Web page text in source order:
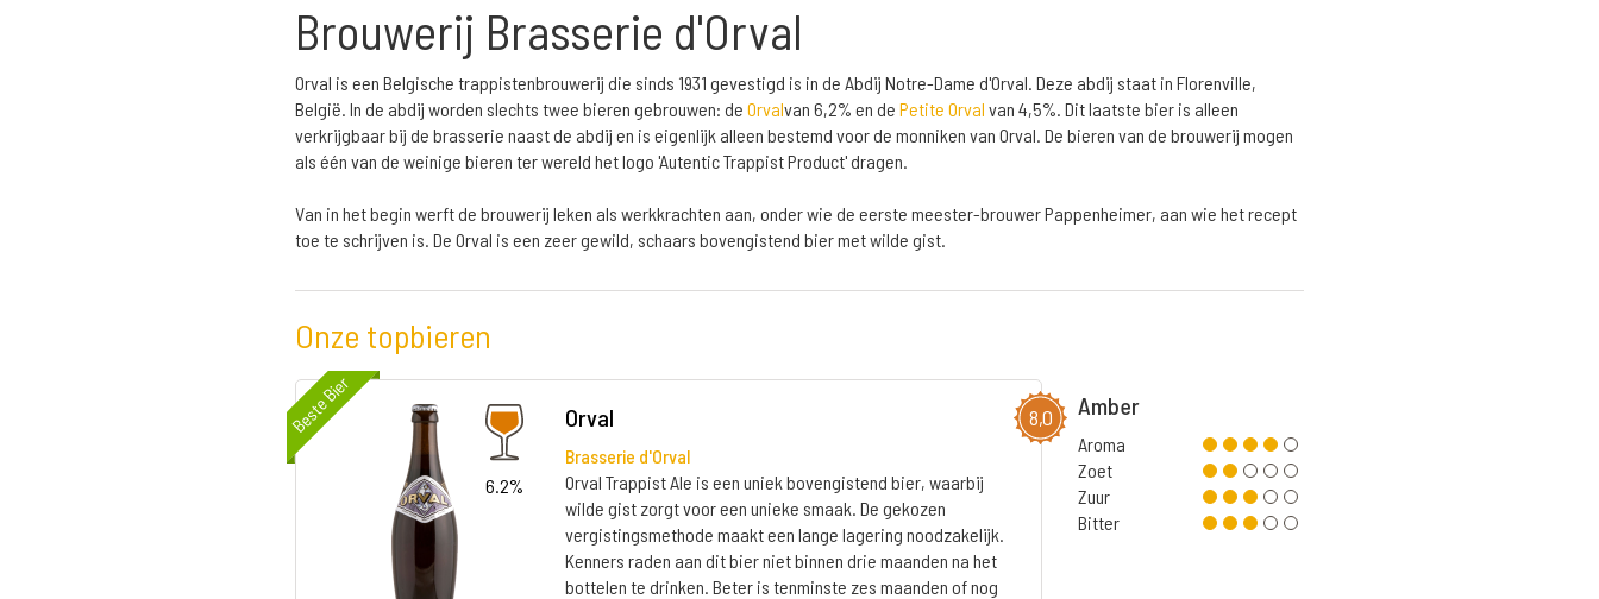
Brouwerij Brasserie d'Orval
Orval is een Belgische trappistenbrouwerij die sinds 1931 gevestigd is in de Abdij Notre-Dame d'Orval. Deze abdij staat in Florenville,
België. In de abdij worden slechts twee bieren gebrouwen: deOrvalvan 6,2% en dePetite Orval van 4,5%. Dit laatste bier is alleen
verkrijgbaar bij de brasserie naast de abdij en is eigenlijk alleen bestemd voor de monniken van Orval. De bieren van de brouwerij mogen
als één van de weinige bieren ter wereld het logo 'Autentic Trappist Product' dragen.
Van in het begin werft de brouwerij leken als werkkrachten aan, onder wie de eerste meester-brouwer Pappenheimer, aan wie het recept
toe te schrijven is. De Orval is een zeer gewild, schaars bovengistend bier met wilde gist.
Onze topbieren
Beste Bier 8,0
6.2%
Orval
Brasserie d'Orval
Orval Trappist Ale is een uniek bovengistend bier, waarbij
wilde gist zorgt voor een unieke smaak. De gekozen
vergistingsmethode maakt een lange lagering noodzakelijk.
Kenners raden aan dit bier niet binnen drie maanden na het
bottelen te drinken. Beter is tenminste zes maanden of nog
Amber
Aroma
Zoet
Zuur
Bitter